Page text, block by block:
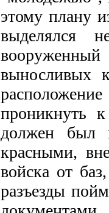
этому плану
выделялся
выносливых
проникнуть
должен был
красными,
войска от
разъезды